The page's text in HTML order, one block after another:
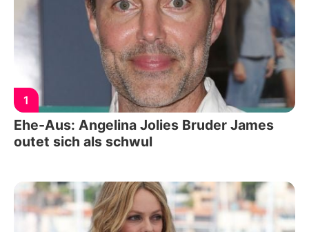
1
Ehe-Aus: Angelina Jolies Bruder James
outet sich als schwul